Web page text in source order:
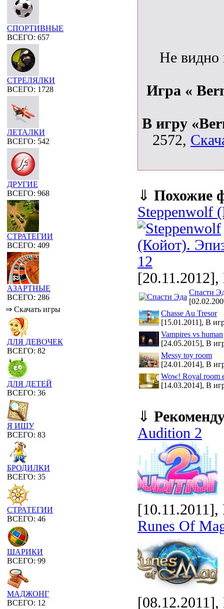
СПОРТИВНЫЕ
ВСЕГО: 657
СТРЕЛЯЛКИ
ВСЕГО: 1728
ЛЕТАЛКИ
ВСЕГО: 542
ДРУГИЕ
ВСЕГО: 968
СТРАТЕГИИ
ВСЕГО: 409
АЗАРТНЫЕ
ВСЕГО: 286
⇒ Скачать игры
ДЛЯ ДЕВОЧЕК
ВСЕГО: 82
ДЛЯ ДЕТЕЙ
ВСЕГО: 36
Я ИЩУ
ВСЕГО: 83
БРОДИЛКИ
ВСЕГО: 35
СТРАТЕГИИ
ВСЕГО: 46
ШАРИКИ
ВСЕГО: 99
МАДЖОНГ
ВСЕГО: 12
Не видно
Игра «
В игру
2572,
⇓ Похожие
Steppenwolf
[20.11.2012],
Спасти
Chasse Au Tresor
[15.01.2011], В
Vampires vs human
[24.05.2015], В
Messy toy room
[24.01.2014], В
Wow! Royal room
[14.03.2014], В
⇓
Audition 2
[10.11.2011],
Runes Of
[08.12.2011],